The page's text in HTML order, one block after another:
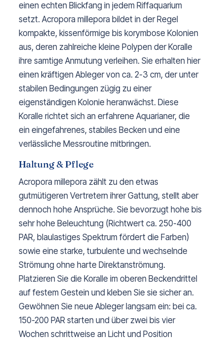
einen echten Blickfang in jedem Riffaquarium
setzt. Acropora millepora bildet in der Regel
kompakte, kissenförmige bis korymbose Kolonien
aus, deren zahlreiche kleine Polypen der Koralle
ihre samtige Anmutung verleihen. Sie erhalten hier
einen kräftigen Ableger von ca. 2-3 cm, der unter
stabilen Bedingungen zügig zu einer
eigenständigen Kolonie heranwächst. Diese
Koralle richtet sich an erfahrene Aquarianer, die
ein eingefahrenes, stabiles Becken und eine
verlässliche Messroutine mitbringen.
Haltung & Pflege
Acropora millepora zählt zu den etwas
gutmütigeren Vertretern ihrer Gattung, stellt aber
dennoch hohe Ansprüche. Sie bevorzugt hohe bis
sehr hohe Beleuchtung (Richtwert ca. 250-400
PAR, blaulastiges Spektrum fördert die Farben)
sowie eine starke, turbulente und wechselnde
Strömung ohne harte Direktanströmung.
Platzieren Sie die Koralle im oberen Beckendrittel
auf festem Gestein und kleben Sie sie sicher an.
Gewöhnen Sie neue Ableger langsam ein: bei ca.
150-200 PAR starten und über zwei bis vier
Wochen schrittweise an Licht und Position